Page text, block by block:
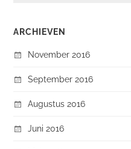
ARCHIEVEN
November 2016
September 2016
Augustus 2016
Juni 2016